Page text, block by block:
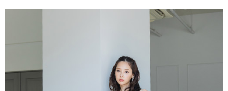
- タキシード - インナーブラウス
その他アイテム
ドレスへのこだわり